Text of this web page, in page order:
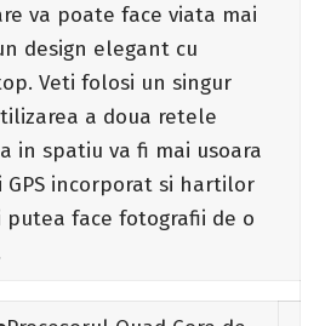
va poate face viata mai
design elegant cu
Veti folosi un singur
a doua retele
in spatiu va fi mai usoara
incorporat si hartilor
face fotografii de o